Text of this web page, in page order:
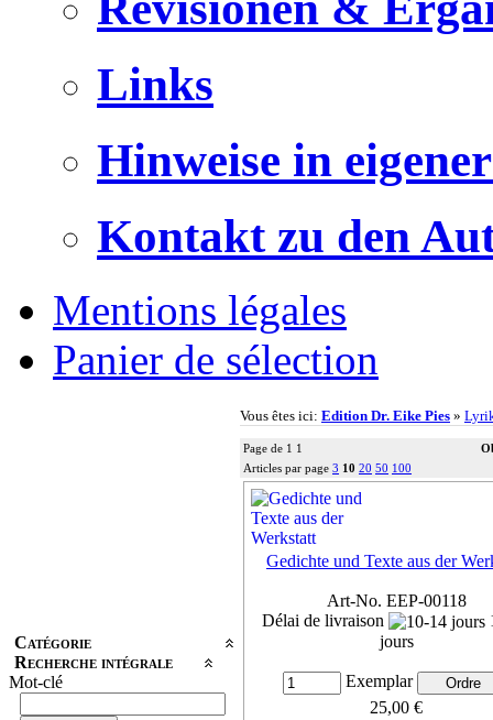
Links
Hinweise in
Kontakt zu den
Mentions légales
Panier de sélection
Catégorie
Recherche intégrale
Mot-clé
Vous êtes ici: Edition Dr. Eike Pies »
Page de 1 1
Articles par page 3 10 20 50 100
Gedichte und Texte aus der
Art-No. EEP-00118
Délai de livraison
jours
Exemplar
25,00 €